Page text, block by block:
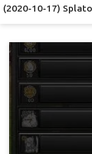
(2020-10-17)